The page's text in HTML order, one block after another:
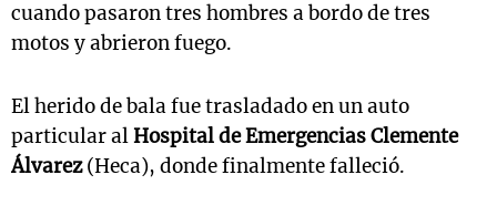
cuando pasaron tres hombres a bordo de tres
motos y abrieron fuego.
El herido de bala fue trasladado en un auto
particular alHospital de Emergencias Clemente
Álvarez(Heca), donde finalmente falleció.